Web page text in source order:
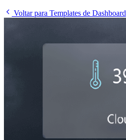
Voltar para Templates de Dashboard